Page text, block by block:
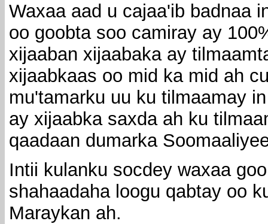
Waxaa aad u cajaa'ib badnaa
oo goobta soo camiray ay
xijaaban xijaabaka ay
xijaabkaas oo mid ka mid ah
mu'tamarku uu ku tilmaamay
ay xijaabka saxda ah ku
qaadaan dumarka
Intii kulanku socdey waxaa
shahaadaha loogu qabtay oo
Maraykan ah.